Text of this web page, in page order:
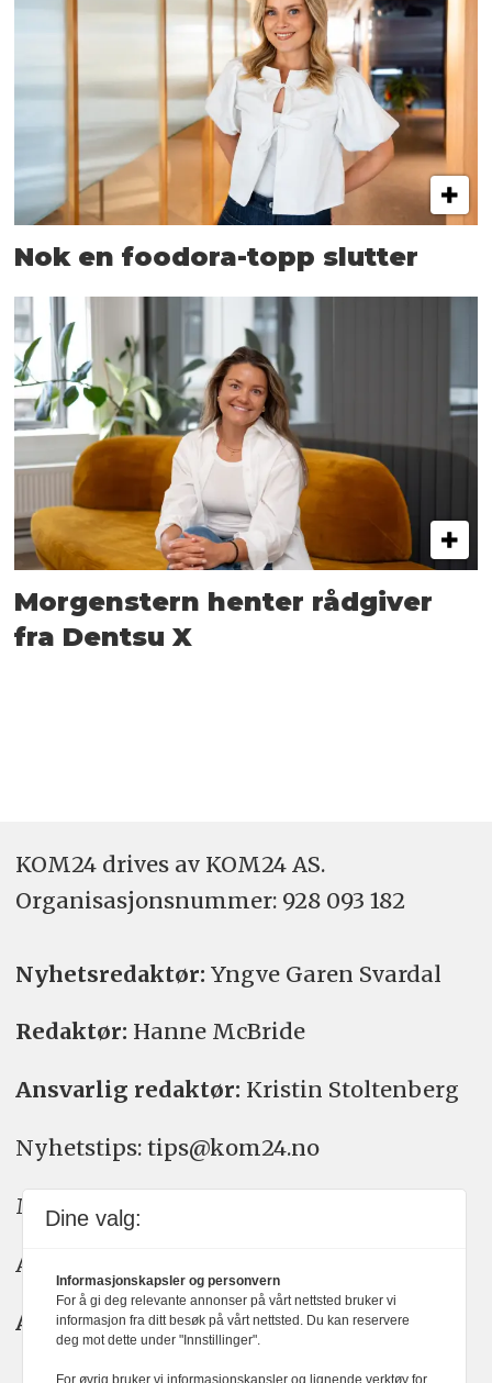
Nok en foodora-topp slutter
Morgenstern henter rådgiver
fra Dentsu X
KOM24 drives av KOM24 AS.
Organisasjons­nummer: 928 093 182
Nyhetsredaktør: Yngve Garen Svardal
Redaktør: Hanne McBride
Ansvarlig redaktør: Kristin Stoltenberg
Nyhetstips: tips@kom24.no
Meninger: meninger@kom24.no
Annonse: annonse@watchmedia.no
Abonnement:kom24@watchmedia.no
Dine valg:
Informasjonskapsler og personvern
For å gi deg relevante annonser på vårt nettsted bruker vi
informasjon fra ditt besøk på vårt nettsted. Du kan reservere
deg mot dette under "Innstillinger".
For øvrig bruker vi informasjonskapsler og lignende verktøy for